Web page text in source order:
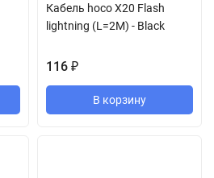
Кабель hoco X20 Flash
lightning (L=2M) - Black
116 ₽
В корзину